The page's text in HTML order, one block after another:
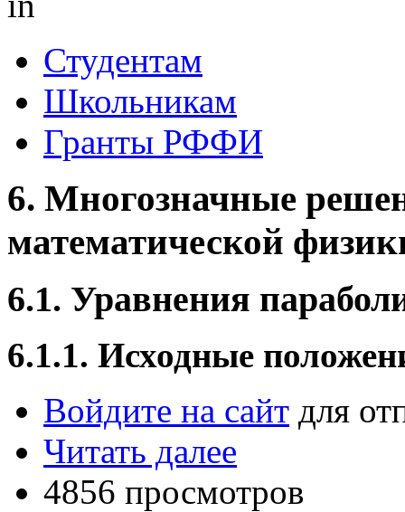
Студентам
Школьникам
Гранты РФФИ
6. Многозначные
математической
6.1. Уравнения
6.1.1. Исходные
Войдите на сайт для
Читать далее
4856 просмотров